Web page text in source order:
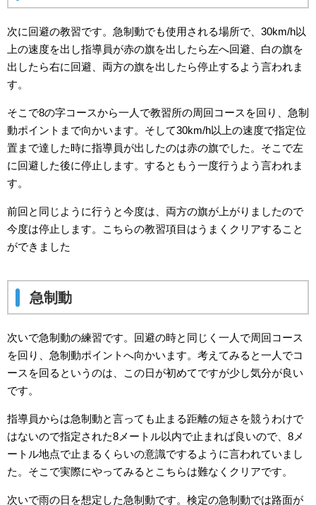
次に回避の教習です。急制動でも使用される場所で、30km/h以
上の速度を出し指導員が赤の旗を出したら左へ回避、白の旗を
出したら右に回避、両方の旗を出したら停止するよう言われま
す。
そこで8の字コースから一人で教習所の周回コースを回り、急制
動ポイントまで向かいます。そして30km/h以上の速度で指定位
置まで達した時に指導員が出したのは赤の旗でした。そこで左
に回避した後に停止します。するともう一度行うよう言われま
す。
前回と同じように行うと今度は、両方の旗が上がりましたので
今度は停止します。こちらの教習項目はうまくクリアすること
ができました
急制動
次いで急制動の練習です。回避の時と同じく一人で周回コース
を回り、急制動ポイントへ向かいます。考えてみると一人でコ
ースを回るというのは、この日が初めてですが少し気分が良い
です。
指導員からは急制動と言っても止まる距離の短さを競うわけで
はないので指定された8メートル以内で止まれば良いので、8メ
ートル地点で止まるくらいの意識でするように言われていまし
た。そこで実際にやってみるとこちらは難なくクリアです。
次いで雨の日を想定した急制動です。検定の急制動では路面が